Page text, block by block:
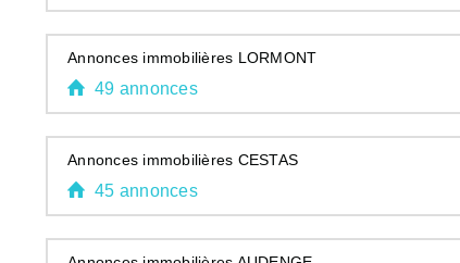
Annonces immobilières LORMONT
49 annonces
Annonces immobilières CESTAS
45 annonces